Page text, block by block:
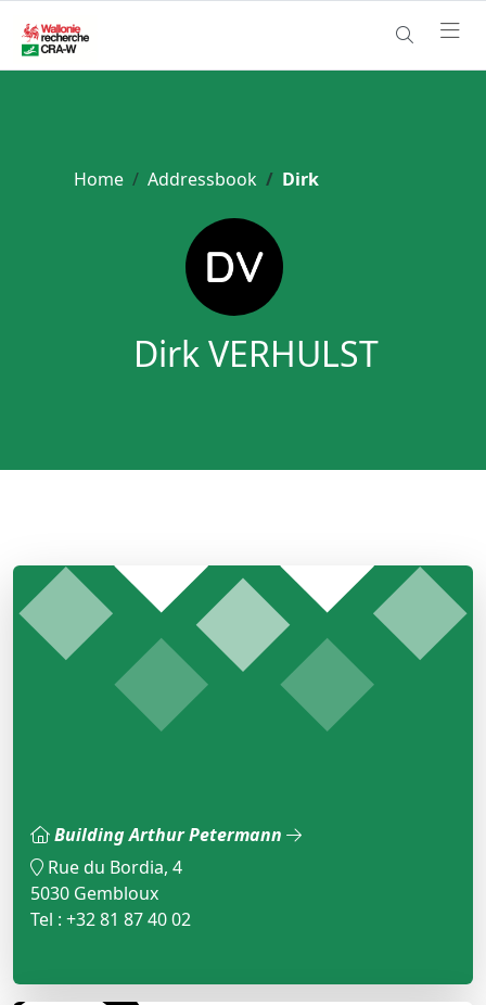
Home Addressbook Dirk
Dirk VERHULST
Building Arthur Petermann
Rue du Bordia, 4
5030 Gembloux
Tel : +32 81 87 40 02